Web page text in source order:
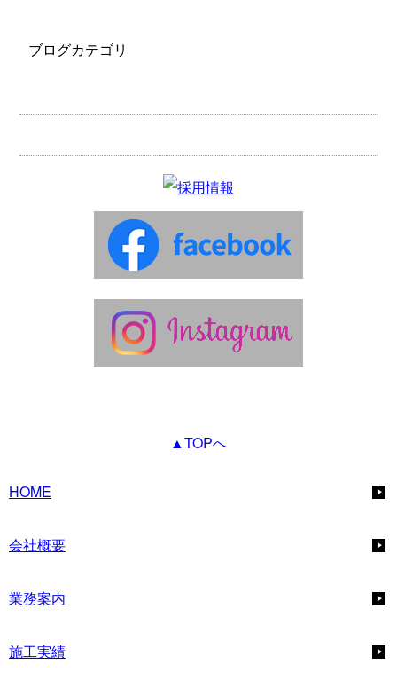
ブログカテゴリ
▲TOPへ
HOME
会社概要
業務案内
施工実績